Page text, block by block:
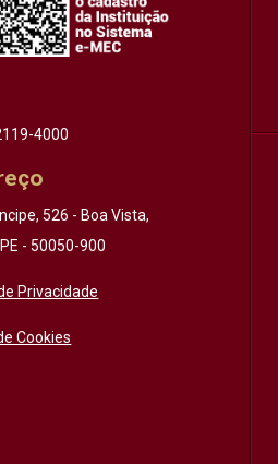
4000
526 - Boa Vista,
- 50050-900
Privacidade
Cookies